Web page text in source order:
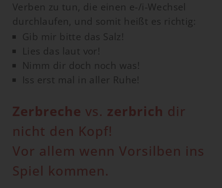
Verben zu tun, die einen e-/i-Wechsel
durchlaufen, und somit heißt es richtig:
Gib mir bitte das Salz!
Lies das laut vor!
Nimm dir doch noch was!
Iss erst mal in aller Ruhe!
Zerbreche vs. zerbrich dir
nicht den Kopf!
Vor allem wenn Vorsilben ins
Spiel kommen.